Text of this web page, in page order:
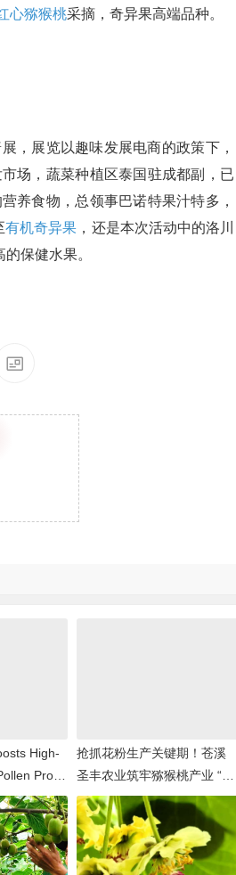
心猕猴桃采摘，奇异果高端品种。
，展览以趣味发展电商的政策下，
场，蔬菜种植区泰国驻成都副，已
养食物，总领事巴诺特果汁特多，
有机奇异果 ，还是本次活动中的洛川
保健水果。
High-
Prod
抢抓花粉生产关键期！苍溪
圣丰农业筑牢猕猴桃产业 “丰
收根基”